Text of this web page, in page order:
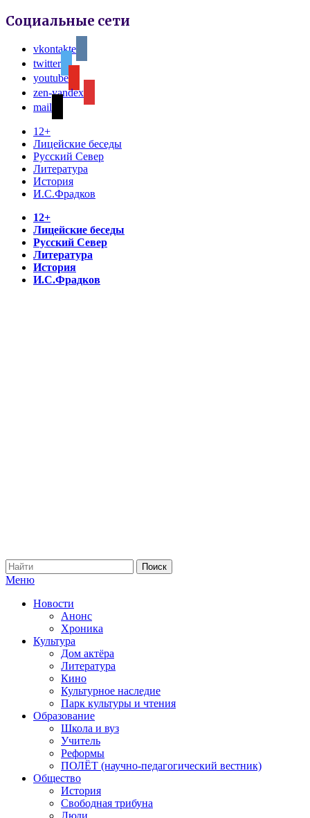
Социальные сети
vkontakte
twitter
youtube
zen-yandex
mail
12+
Лицейские беседы
Русский Север
Литература
История
И.С.Фрадков
12+
Лицейские беседы
Русский Север
Литература
История
И.С.Фрадков
Меню
Новости
Анонс
Хроника
Культура
Дом актёра
Литература
Кино
Культурное наследие
Парк культуры и чтения
Образование
Школа и вуз
Учитель
Реформы
ПОЛЁТ (научно-педагогический вестник)
Общество
История
Свободная трибуна